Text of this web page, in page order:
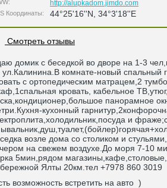
http://alupkadom.jimdo.com
Координаты: 44°25'16''N, 34°3'18''E
Смотреть отзывы
домик с беседкой во дворе на 1-3
ул.Калинина.В комнате-новый спальный
с ортопедическим матрацем,2
кровать, кабельное
панорамное
кухонный
и
возле дома со столиком и
на свежем воздухе.До моря 7-10
5мин,рядом
Ялты 20км.тел +7978 860 3019
возможность встретить на авто )